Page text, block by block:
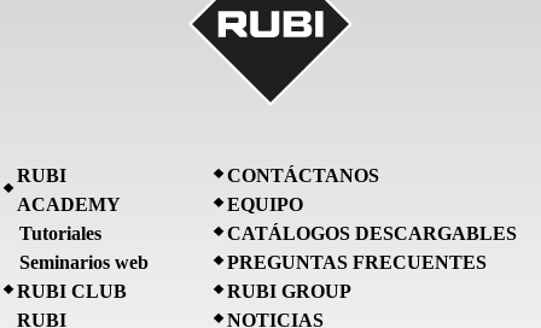
RUBI
ACADEMY
Tutoriales
Seminarios web
RUBI CLUB
RUBI
CONTÁCTANOS
EQUIPO
CATÁLOGOS DESCARGABLES
PREGUNTAS FRECUENTES
RUBI GROUP
NOTICIAS